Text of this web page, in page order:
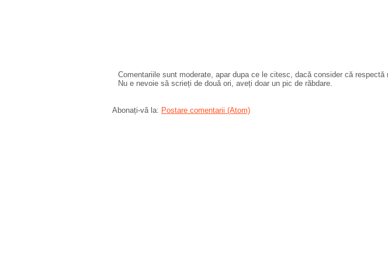
Comentariile sunt moderate, apar dupa ce le citesc, dacă consider că respectă
Nu e nevoie să scrieți de două ori, aveți doar un pic de răbdare.
Abonați-vă la: Postare comentarii (Atom)